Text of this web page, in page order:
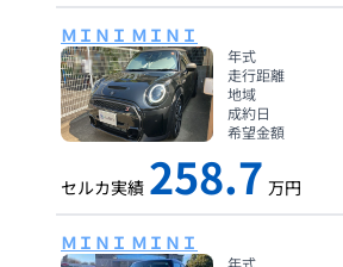
ＭＩＮＩ ＭＩＮＩ
年式
走行距離
地域
成約日
希望金額
セルカ実績 258.7 万円
ＭＩＮＩ ＭＩＮＩ
年式